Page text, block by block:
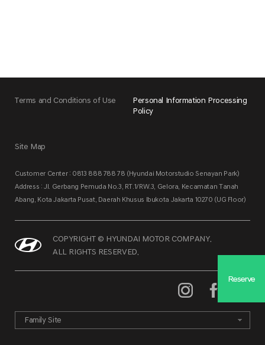
Reserve
Terms and Conditions of Use
Personal Information Processing
Policy
Site Map
Customer Center : 0813 888 788 78 (Hyundai Motorstudio Senayan Park)
Address : Jl. Gerbang Pemuda No.3, RT.1/RW.3, Gelora, Kecamatan Tanah
Abang, Kota Jakarta Pusat, Daerah Khusus Ibukota Jakarta 10270 (UG Floor)
COPYRIGHT © HYUNDAI MOTOR COMPANY.
ALL RIGHTS RESERVED.
Family Site